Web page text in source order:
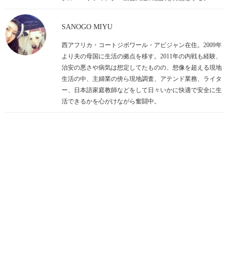
SANOGO MIYU
西アフリカ・コートジボワール・アビジャン在住。2009年
より夫の母国に生活の拠点を移す。2011年の内戦も経験、
治安の悪さや病気は想定してたものの、想像を超える現地
生活の中、主婦業の傍ら現地調査、アテンド業務、ライタ
ー、日本語家庭教師などをして日々いかに快適で安全に生
活できるかを心がけながら奮闘中。